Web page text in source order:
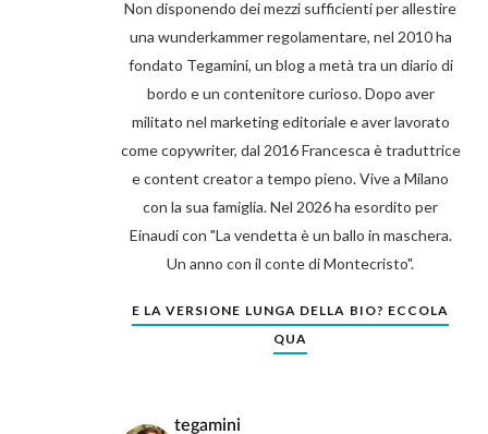
Non disponendo dei mezzi sufficienti per allestire
una wunderkammer regolamentare, nel 2010 ha
fondato Tegamini, un blog a metà tra un diario di
bordo e un contenitore curioso. Dopo aver
militato nel marketing editoriale e aver lavorato
come copywriter, dal 2016 Francesca è traduttrice
e content creator a tempo pieno. Vive a Milano
con la sua famiglia. Nel 2026 ha esordito per
Einaudi con "La vendetta è un ballo in maschera.
Un anno con il conte di Montecristo".
E LA VERSIONE LUNGA DELLA BIO? ECCOLA
QUA
tegamini